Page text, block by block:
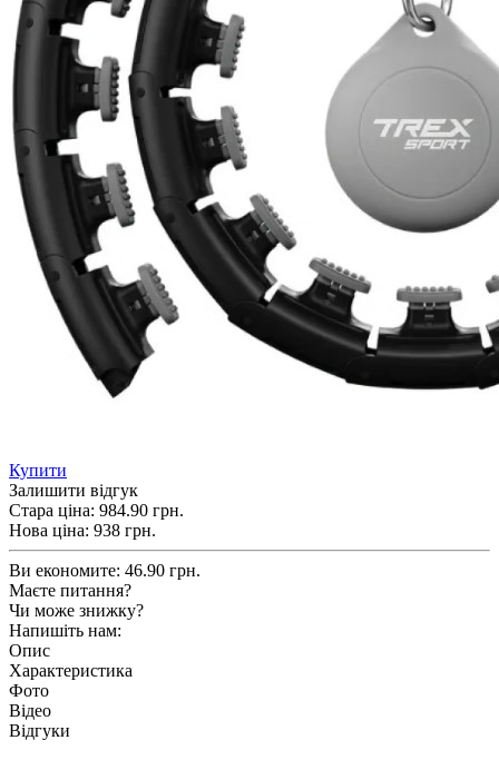
Купити
Залишити відгук
Стара ціна: 984.90 грн.
Нова ціна: 938 грн.
Ви економите: 46.90 грн.
Маєте питання?
Чи може знижку?
Напишіть нам:
Опис
Характеристика
Фото
Відео
Відгуки